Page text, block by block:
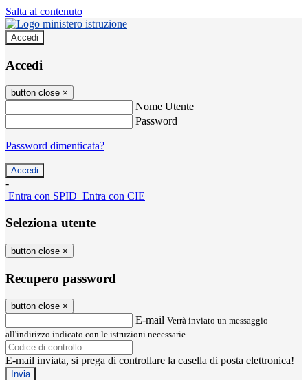
Salta al contenuto
Accedi
Accedi
button close ×
Nome Utente
Password
Password dimenticata?
-
Entra con SPID Entra con CIE
Seleziona utente
button close ×
Recupero password
button close ×
E-mail Verrà inviato un messaggio
all'indirizzo indicato con le istruzioni necessarie.
E-mail inviata, si prega di controllare la casella di posta elettronica!